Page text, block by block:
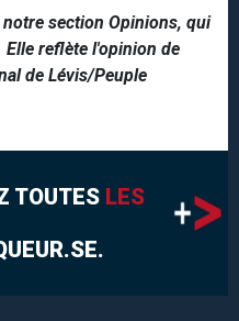
section Opinions, qui
reflète l'opinion de
de Lévis/Peuple
TOUTES LES